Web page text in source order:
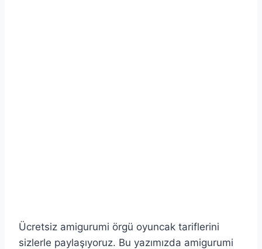
Ücretsiz amigurumi örgü oyuncak tariflerini
sizlerle paylaşıyoruz. Bu yazımızda amigurumi